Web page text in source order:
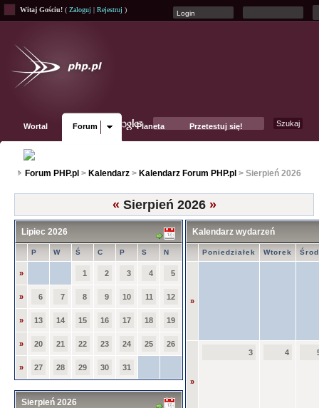
Witaj Gościu! ( Zaloguj | Rejestruj )
Wortal Forum Planeta Przetestuj się!
Forum PHP.pl > Kalendarz > Kalendarz Forum PHP.pl > Sierpień 2026
« Sierpień 2026 »
Lipiec 2026
P W Ś C P S N
» 1 2 3 4 5
» 6 7 8 9 10 11 12
» 13 14 15 16 17 18 19
» 20 21 22 23 24 25 26
» 27 28 29 30 31
Sierpień 2026
Kalendarz wydarzeń
Poniedziałek Wtorek
»
»
3 4